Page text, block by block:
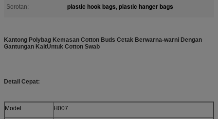
Sorotan:
plastic hook bags, plastic hanger bags
Kantong Polybag Kemasan Cotton Buds Cetak Berwarna-warni Dengan
Gantungan KaitUntuk Cotton Swab
Detail Cepat:
Model H007